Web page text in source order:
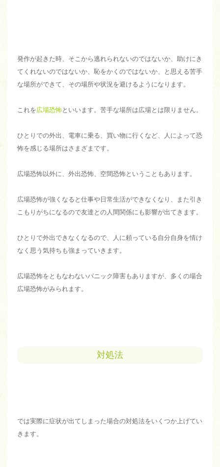
発作が起きた時、そこから逃れられないのではないか、助けにき
てくれないのではないか、恥をかくのではないか、と思える苦手
な場所ができて、その場所や状況を避けるようになります。
これを広場恐怖といいます。苦手な場所は広場とは限りません。
ひとりでの外出、電車に乗る、買い物に行くなど、人によって恐
怖を感じる場所はさまざまです。
広場恐怖以外に、外出恐怖、空間恐怖ということもあります。
広場恐怖が強くなると仕事や日常生活ができなくなり、また引き
こもりがちになるので友達との人間関係にも影響が出てきます。
ひとりで外出できなくなるので、人に頼っている自分自身を情け
なく思う気持ちも強まっていきます。
広場恐怖をともなわないパニック障害もありますが、多くの場合
広場恐怖がみられます。
対処法
では実際に症状が出てしまった場合の対処法をいくつか上げてい
きます。